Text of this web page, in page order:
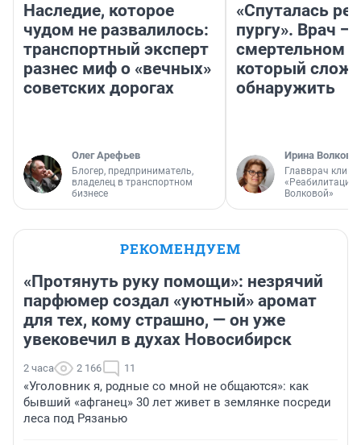
Наследие, которое
чудом не развалилось:
транспортный эксперт
разнес миф о «вечных»
советских дорогах
Олег Арефьев
Блогер, предприниматель,
владелец в транспортном
бизнесе
«Спуталась
пургу». Врач —
смертельном
который
обнаружить
Ирина Волкова
Главврач
«Реабилитация
Волковой»
РЕКОМЕНДУЕМ
«Протянуть руку помощи»: незрячий
парфюмер создал «уютный» аромат
для тех, кому страшно, — он уже
увековечил в духах Новосибирск
2 часа 2 166 11
«Уголовник я, родные со мной не общаются»: как
бывший «афганец» 30 лет живет в землянке посреди
леса под Рязанью